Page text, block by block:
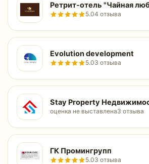
Ретрит-отель "Чайная
5.04 отзыва
Evolution development
5.03 отзыва
Stay Property
оценка не выставлена3 отзыва
ГК Промингрупп
5.03 отзыва